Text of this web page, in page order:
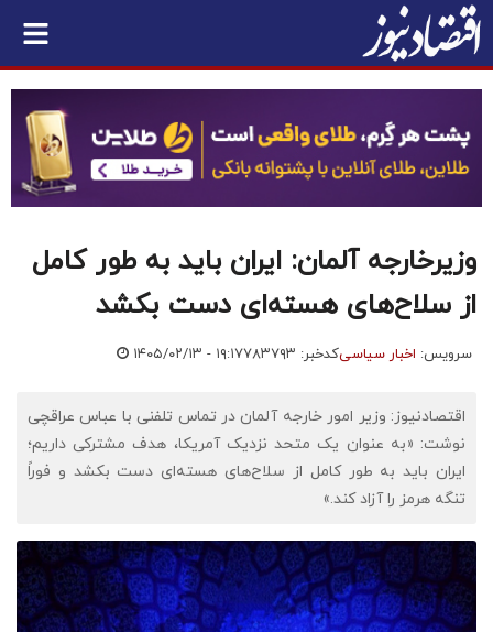
وزیرخارجه آلمان: ایران باید به طور کامل
از سلاح‌های هسته‌ای دست بکشد
سرویس: اخبار سیاسیکدخبر: ۷۸۳۷۹۳ ۱۴۰۵/۰۲/۱۳ - ۱۹:۱۷
اقتصادنیوز: وزیر امور خارجه آلمان در تماس تلفنی با عباس عراقچی
نوشت: «به عنوان یک متحد نزدیک آمریکا، هدف مشترکی داریم؛
ایران باید به طور کامل از سلاح‌های هسته‌ای دست بکشد و فوراً
تنگه هرمز را آزاد کند.»